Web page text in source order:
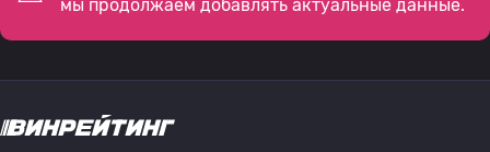
мы продолжаем добавлять актуальные данные.